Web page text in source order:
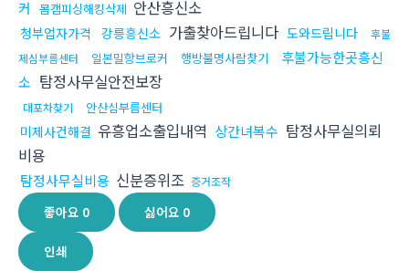
커 몸캠피싱해킹삭제 안산흥신소
청부업자가격 강릉흥신소 가출찾아드립니다 도와드립니다
후불
제심부름센터
일본밀항브로커 행방불명사람찾기
후불가능한곳흥신
소 탐정사무실안전보장
대포차찾기 안산심부름센터
미제사건해결 유흥업소출입내역 상간녀복수 탐정사무실의뢰
비용
탐정사무실비용 신분증위조 증거조작
좋아요 0 싫어요 0
인쇄